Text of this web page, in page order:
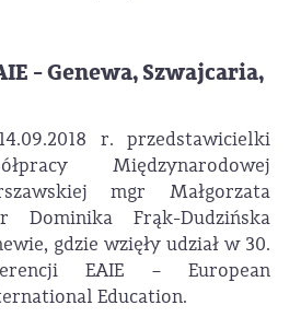
- Genewa, Szwajcaria,
r. przedstawicielki
Międzynarodowej
mgr Małgorzata
Frąk-Dudzińska
gdzie wzięły udział w 30.
EAIE – European
Education.